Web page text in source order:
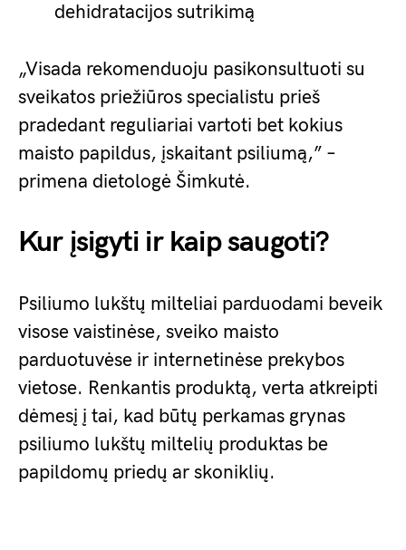
dehidratacijos sutrikimą
„Visada rekomenduoju pasikonsultuoti su
sveikatos priežiūros specialistu prieš
pradedant reguliariai vartoti bet kokius
maisto papildus, įskaitant psiliumą,” –
primena dietologė Šimkutė.
Kur įsigyti ir kaip saugoti?
Psiliumo lukštų milteliai parduodami beveik
visose vaistinėse, sveiko maisto
parduotuvėse ir internetinėse prekybos
vietose. Renkantis produktą, verta atkreipti
dėmesį į tai, kad būtų perkamas grynas
psiliumo lukštų miltelių produktas be
papildomų priedų ar skoniklių.